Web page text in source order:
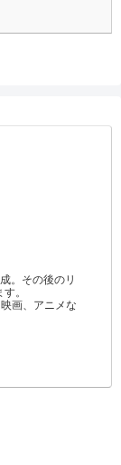
。その後のリ
。
画、アニメな